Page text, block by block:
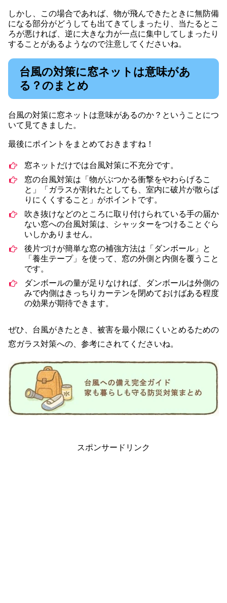
しかし、この場合であれば、物が飛んできたときに無防備
になる部分がどうしても出てきてしまったり、当たるとこ
ろが悪ければ、逆に大きな力が一点に集中してしまったり
することがあるようなので注意してくださいね。
台風の対策に窓ネットは意味があ
る？のまとめ
台風の対策に窓ネットは意味があるのか？ということにつ
いて見てきました。
最後にポイントをまとめておきますね！
窓ネットだけでは台風対策に不充分です。
窓の台風対策は「物がぶつかる衝撃をやわらげるこ
と」「ガラスが割れたとしても、室内に破片が散らば
りにくくすること」がポイントです。
吹き抜けなどのところに取り付けられている手の届か
ない窓への台風対策は、シャッターをつけることぐら
いしかありません。
後片づけが簡単な窓の補強方法は「ダンボール」と
「養生テープ」を使って、窓の外側と内側を覆うこと
です。
ダンボールの量が足りなければ、ダンボールは外側の
みで内側はきっちりカーテンを閉めておけばある程度
の効果が期待できます。
ぜひ、台風がきたとき、被害を最小限にくいとめるための
窓ガラス対策への、参考にされてくださいね。
スポンサードリンク